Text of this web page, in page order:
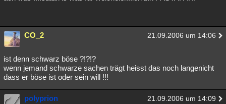
CO_2 21.09.2006 um 14:06
ist denn schwarz böse ?!?!?
wenn jemand schwarze sachen trägt heisst das noch langenicht
dass er böse ist oder sein will !!!
polyprion 21.09.2006 um 14:09